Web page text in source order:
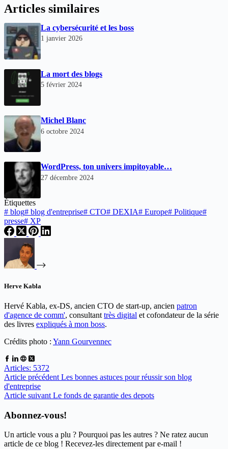
Articles similaires
La cybersécurité et les boss
1 janvier 2026
La mort des blogs
5 février 2024
Michel Blanc
6 octobre 2024
WordPress, ton univers impitoyable…
27 décembre 2024
Étiquettes
# blog# blog d'entreprise# CTO# DEXIA# Europe# Politique#
presse# XP
Herve Kabla
Hervé Kabla, ex-DS, ancien CTO de start-up, ancien patron
d'agence de comm', consultant très digital et cofondateur de la série
des livres expliqués à mon boss.
Crédits photo : Yann Gourvennec
Articles: 5372
Article précédent Les bonnes astuces pour réussir son blog
d'entreprise
Article suivant Le fonds de garantie des depots
Abonnez-vous!
Un article vous a plu ? Pourquoi pas les autres ? Ne ratez aucun
article de ce blog ! Recevez-les directement par e-mail !